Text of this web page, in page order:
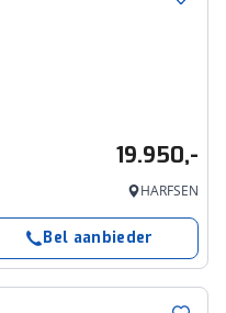
19.950,-
HARFSEN
Bel aanbieder